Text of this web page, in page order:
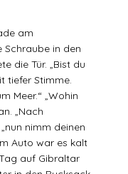
am
Schraube in den
die Tür. „Bist du
tiefer Stimme.
Meer.“ „Wohin
„Nach
nimm deinen
Auto war es kalt
auf Gibraltar